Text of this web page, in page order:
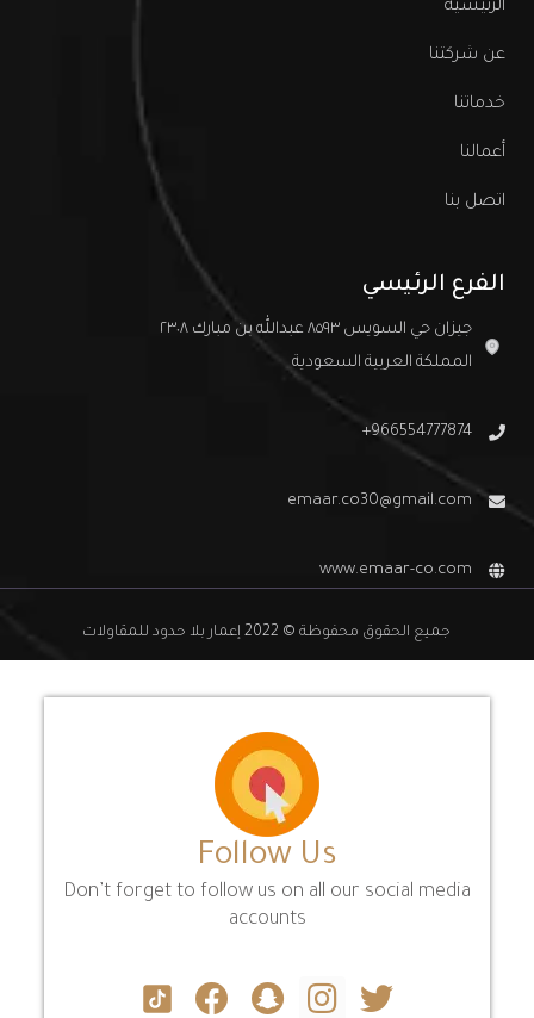
الرئيسية
عن شركتنا
خدماتنا
أعمالنا
اتصل بنا
الفرع الرئيسي
جيزان حي السويس ٨٥٩٣ عبدالله بن مبارك ٢٣٠٨
المملكة العربية السعودية
966554777874+
emaar.co30@gmail.com
www.emaar-co.com
جميع الحقوق محفوظة © 2022 إعمار بلا حدود للمقاولات
Follow Us
Don’t forget to follow us on all our social media
accounts